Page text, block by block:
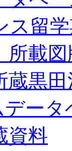
ス留
所載
蔵黒
ータ
資料